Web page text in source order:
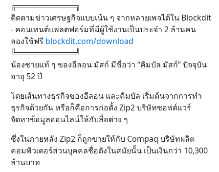
╔═══════════╗
ติดตามข่าวเศรษฐกิจแบบเน้น ๆ จากหลายเพจได้ใน Blockdit
- คอนเทนต์แพลตฟอร์มที่มีผู้ใช้งานเป็นประจำ 2 ล้านคน
ลองใช้ฟรี blockdit.com/download
╚═══════════╝
น้องชายแท้ ๆ ของอีลอน มัสก์ มีชื่อว่า “คิมบัล มัสก์” ปัจจุบัน
อายุ 52 ปี
โดยเส้นทางธุรกิจของอีลอน และคิมบัล เริ่มต้นจากการทำ
ธุรกิจด้วยกัน หรือก็คือการก่อตั้ง Zip2 บริษัทซอฟต์แวร์
จัดหาข้อมูลออนไลน์ให้กับสื่อต่าง ๆ
ซึ่งในภายหลัง Zip2 ก็ถูกขายให้กับ Compaq บริษัทผลิต
คอมพิวเตอร์ส่วนบุคคลชื่อดังในสมัยนั้น เป็นเงินกว่า 10,300
ล้านบาท